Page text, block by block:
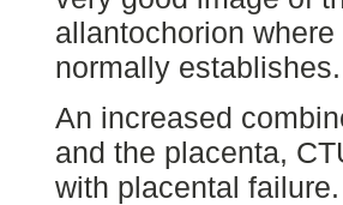
allantochorion
normally establishes.
An increased
and the placenta,
with placental failure.